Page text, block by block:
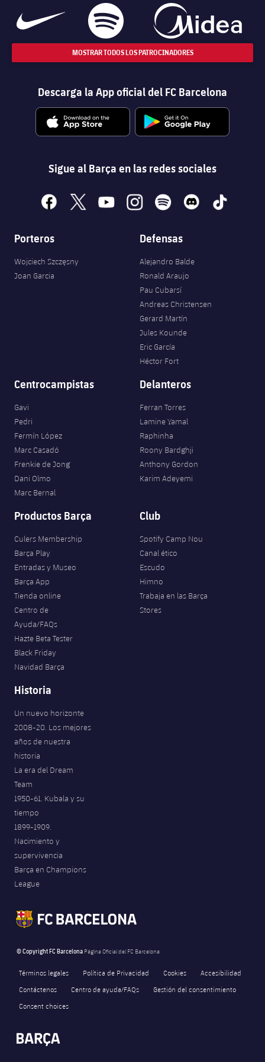
MOSTRAR TODOS LOS PATROCINADORES
Descarga la App oficial del FC Barcelona
Sigue al Barça en las redes sociales
facebook
x youtubeinstagramspotify discord tiktok
Porteros
Wojciech Szczęsny
Joan Garcia
Defensas
Alejandro Balde
Ronald Araujo
Pau Cubarsí
Andreas Christensen
Gerard Martín
Jules Kounde
Eric García
Héctor Fort
Centrocampistas
Gavi
Pedri
Fermín López
Marc Casadó
Frenkie de Jong
Dani Olmo
Marc Bernal
Delanteros
Ferran Torres
Lamine Yamal
Raphinha
Roony Bardghji
Anthony Gordon
Karim Adeyemi
Productos Barça
Culers Membership
Barça Play
Entradas y Museo
Barça App
Tienda online
Centro de
Ayuda/FAQs
Hazte Beta Tester
Black Friday
Navidad Barça
Club
Spotify Camp Nou
Canal ético
Escudo
Himno
Trabaja en las Barça
Stores
Historia
Un nuevo horizonte
2008-20. Los mejores
años de nuestra
historia
La era del Dream
Team
1950-61. Kubala y su
tiempo
1899-1909.
Nacimiento y
supervivencia
Barça en Champions
League
© Copyright FC Barcelona Página Oficial del FC Barcelona
Términos legales Política de Privacidad Cookies
Accesibilidad
Contáctenos
Centro de ayuda/FAQs
Gestión del consentimiento
Consent choices